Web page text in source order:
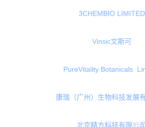
ADM Protexin Limited
势金国际有限公司
日本凯菲亚株式会社
南京乐韬生物科技有限
珠海以备科技有限责任公